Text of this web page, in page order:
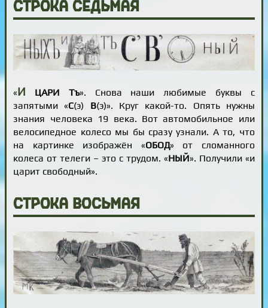
Строка седьмая
«И ЦАРИ Тъ». Снова наши любимые буквы с
запятыми «С(э) В(э)». Круг какой-то. Опять нужны
знания человека 19 века. Вот автомобильное или
велосипедное колесо мы бы сразу узнали. А то, что
на картинке изображён «ОБОД» от сломанного
колеса от телеги – это с трудом. «НЫЙ». Получили «и
царит свободный».
Строка восьмая